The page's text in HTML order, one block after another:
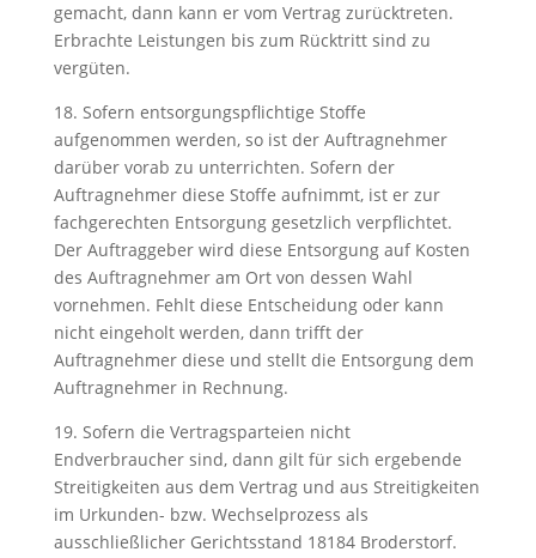
gemacht, dann kann er vom Vertrag zurücktreten.
Erbrachte Leistungen bis zum Rücktritt sind zu
vergüten.
18. Sofern entsorgungspflichtige Stoffe
aufgenommen werden, so ist der Auftragnehmer
darüber vorab zu unterrichten. Sofern der
Auftragnehmer diese Stoffe aufnimmt, ist er zur
fachgerechten Entsorgung gesetzlich verpflichtet.
Der Auftraggeber wird diese Entsorgung auf Kosten
des Auftragnehmer am Ort von dessen Wahl
vornehmen. Fehlt diese Entscheidung oder kann
nicht eingeholt werden, dann trifft der
Auftragnehmer diese und stellt die Entsorgung dem
Auftragnehmer in Rechnung.
19. Sofern die Vertragsparteien nicht
Endverbraucher sind, dann gilt für sich ergebende
Streitigkeiten aus dem Vertrag und aus Streitigkeiten
im Urkunden- bzw. Wechselprozess als
ausschließlicher Gerichtsstand 18184 Broderstorf.